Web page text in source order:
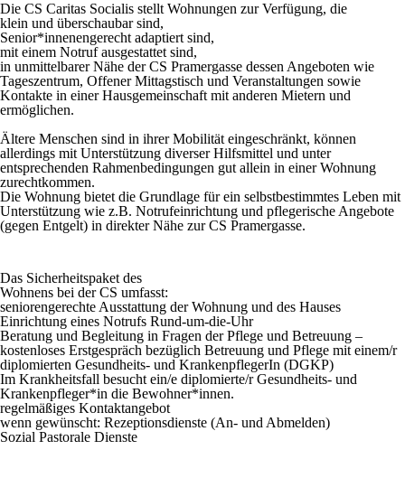
Die CS Caritas Socialis stellt Wohnungen zur Verfügung, die
klein und überschaubar sind,
Senior*innenengerecht adaptiert sind,
mit einem Notruf ausgestattet sind,
in unmittelbarer Nähe der CS Pramergasse dessen Angeboten wie
Tageszentrum, Offener Mittagstisch und Veranstaltungen sowie
Kontakte in einer Hausgemeinschaft mit anderen Mietern und
ermöglichen.
Ältere Menschen sind in ihrer Mobilität eingeschränkt, können
allerdings mit Unterstützung diverser Hilfsmittel und unter
entsprechenden Rahmenbedingungen gut allein in einer Wohnung
zurechtkommen.
Die Wohnung bietet die Grundlage für ein selbstbestimmtes Leben mit
Unterstützung wie z.B. Notrufeinrichtung und pflegerische Angebote
(gegen Entgelt) in direkter Nähe zur CS Pramergasse.
Das Sicherheitspaket des
Wohnens bei der CS umfasst:
seniorengerechte Ausstattung der Wohnung und des Hauses
Einrichtung eines Notrufs Rund-um-die-Uhr
Beratung und Begleitung in Fragen der Pflege und Betreuung –
kostenloses Erstgespräch bezüglich Betreuung und Pflege mit einem/r
diplomierten Gesundheits- und KrankenpflegerIn (DGKP)
Im Krankheitsfall besucht ein/e diplomierte/r Gesundheits- und
Krankenpfleger*in die Bewohner*innen.
regelmäßiges Kontaktangebot
wenn gewünscht: Rezeptionsdienste (An- und Abmelden)
Sozial Pastorale Dienste